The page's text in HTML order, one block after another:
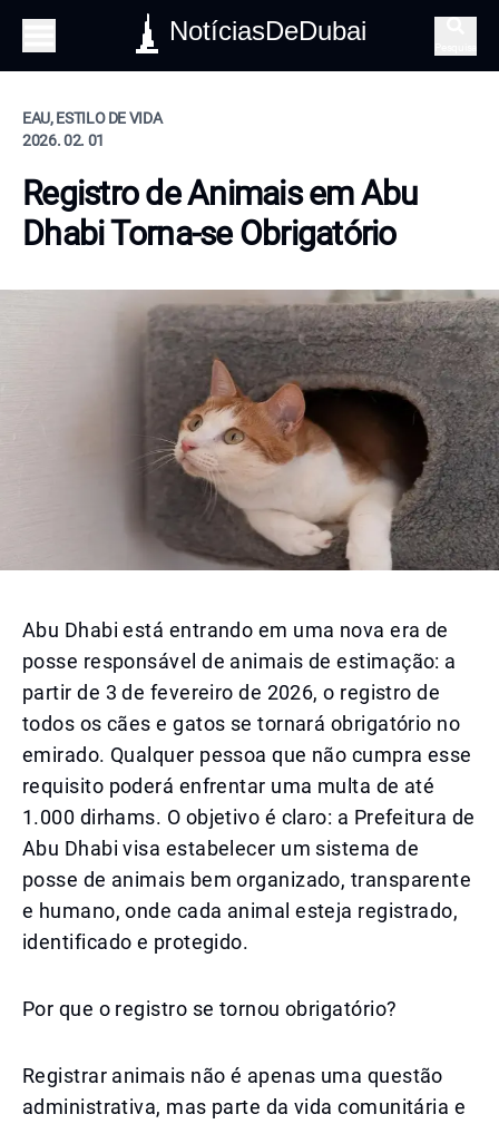
NotíciasDeDubai
EAU, ESTILO DE VIDA
2026. 02. 01
Registro de Animais em Abu
Dhabi Torna-se Obrigatório
Abu Dhabi está entrando em uma nova era de
posse responsável de animais de estimação: a
partir de 3 de fevereiro de 2026, o registro de
todos os cães e gatos se tornará obrigatório no
emirado. Qualquer pessoa que não cumpra esse
requisito poderá enfrentar uma multa de até
1.000 dirhams. O objetivo é claro: a Prefeitura de
Abu Dhabi visa estabelecer um sistema de
posse de animais bem organizado, transparente
e humano, onde cada animal esteja registrado,
identificado e protegido.
Por que o registro se tornou obrigatório?
Registrar animais não é apenas uma questão
administrativa, mas parte da vida comunitária e